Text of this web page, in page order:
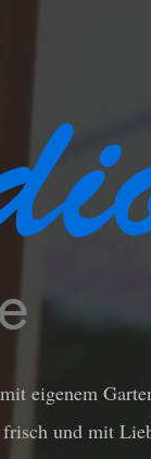
eigenem
und mit